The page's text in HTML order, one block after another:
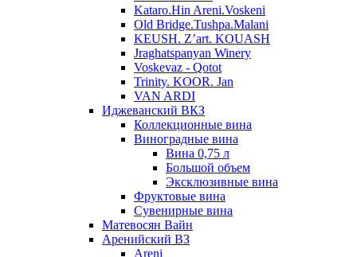
Kataro.Hin Areni.Voskeni
Old Bridge.Tushpa.Malani
KEUSH. Z’art. KOUASH
Jraghatspanyan Winery
Voskevaz - Qotot
Trinity. KOOR. Jan
VAN ARDI
Иджеванский ВКЗ
Коллекционные вина
Виноградные вина
Вина 0,75 л
Большой объем
Эксклюзивные вина
Фруктовые вина
Cувенирные вина
Матевосян Вайн
Аренийский ВЗ
Areni